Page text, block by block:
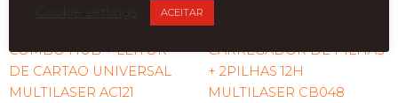
COMBO HUB + LEITOR
DE CARTAO UNIVERSAL
MULTILASER AC121
CARREGADOR DE PILHAS
+ 2PILHAS 12H
MULTILASER CB048
ACEITAR